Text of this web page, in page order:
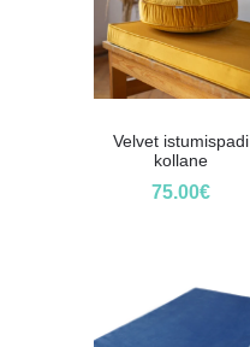
Velvet istumispadi
kollane
75.00€